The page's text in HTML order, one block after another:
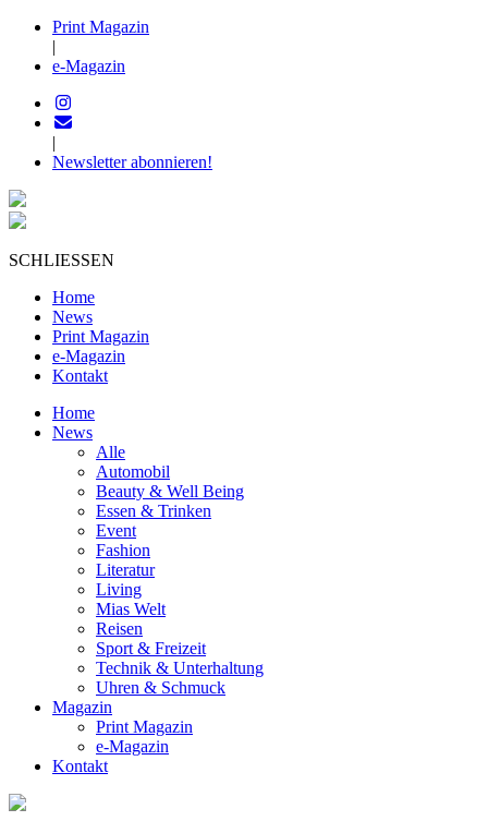
Print Magazin
|
e-Magazin
|
Newsletter abonnieren!
SCHLIESSEN
Home
News
Print Magazin
e-Magazin
Kontakt
Home
News
Alle
Automobil
Beauty & Well Being
Essen & Trinken
Event
Fashion
Literatur
Living
Mias Welt
Reisen
Sport & Freizeit
Technik & Unterhaltung
Uhren & Schmuck
Magazin
Print Magazin
e-Magazin
Kontakt